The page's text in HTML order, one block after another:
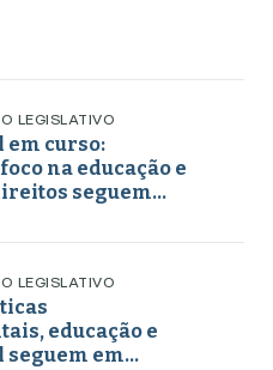
LEGISLATIVO
curso:
na educação e
seguem
LEGISLATIVO
educação e
seguem em